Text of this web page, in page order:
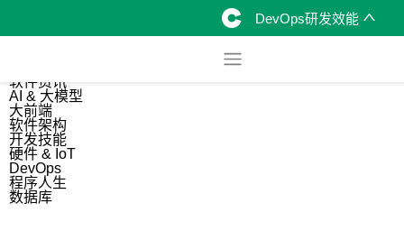
DevOps研发效能
软件资讯
AI & 大模型
大前端
软件架构
开发技能
硬件 & IoT
DevOps
程序人生
数据库